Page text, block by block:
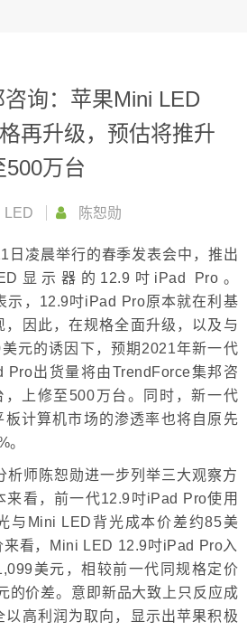
询：苹果Mini LED
再升级，预估将推升
500万台
LED 陈恕勋
日凌晨举行的春季发表会中，推出
显示器的12.9吋iPad Pro。
示，12.9吋iPad Pro原本就在利基
，因此，在规格全面升级，以及与
元的诱因下，预期2021年新一代
Pro出货量将由TrendForce集邦咨
上修至500万台。同时，新一代
计算机市场的渗透率也将自原先
。
析师陈恕勋进一步列举三大观察方
来看，前一代12.9吋iPad Pro使用
与Mini LED背光成本价差约85美
看，Mini LED 12.9吋iPad Pro入
美元，相较前一代同规格定价
的价差。意即新品大致上只反应成
以高利润为取向，显示出苹果积极